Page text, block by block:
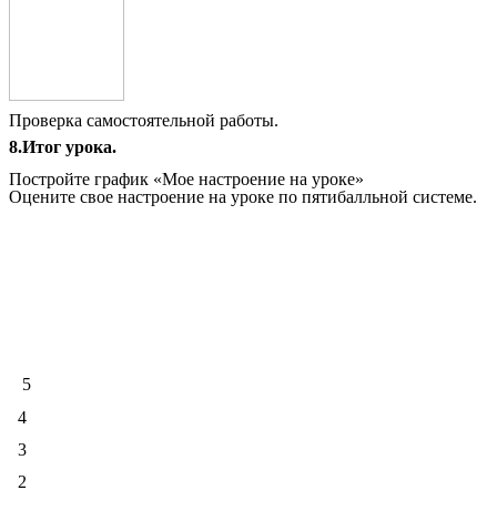
Проверка самостоятельной работы.
8.Итог урока.
Постройте график «Мое настроение на уроке»
Оцените свое настроение на уроке по пятибалльной системе.
5
4
3
2